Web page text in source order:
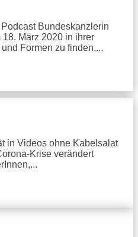
Bundeskanzlerin
März 2020 in ihrer
Formen zu finden,...
in Videos ohne Kabelsalat
Krise verändert